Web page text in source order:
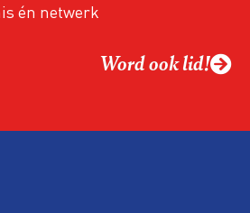
én netwerk
Word ook lid!